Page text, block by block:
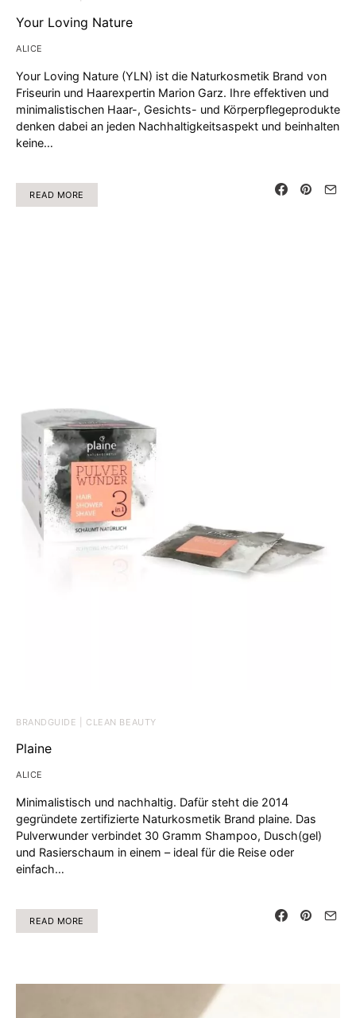
Your Loving Nature
ALICE
Your Loving Nature (YLN) ist die Naturkosmetik Brand von
Friseurin und Haarexpertin Marion Garz. Ihre effektiven und
minimalistischen Haar-, Gesichts- und Körperpflegeprodukte
denken dabei an jeden Nachhaltigkeitsaspekt und beinhalten
keine…
READ MORE
BRANDGUIDE | CLEAN BEAUTY
Plaine
ALICE
Minimalistisch und nachhaltig. Dafür steht die 2014
gegründete zertifizierte Naturkosmetik Brand plaine. Das
Pulverwunder verbindet 30 Gramm Shampoo, Dusch(gel)
und Rasierschaum in einem – ideal für die Reise oder
einfach…
READ MORE